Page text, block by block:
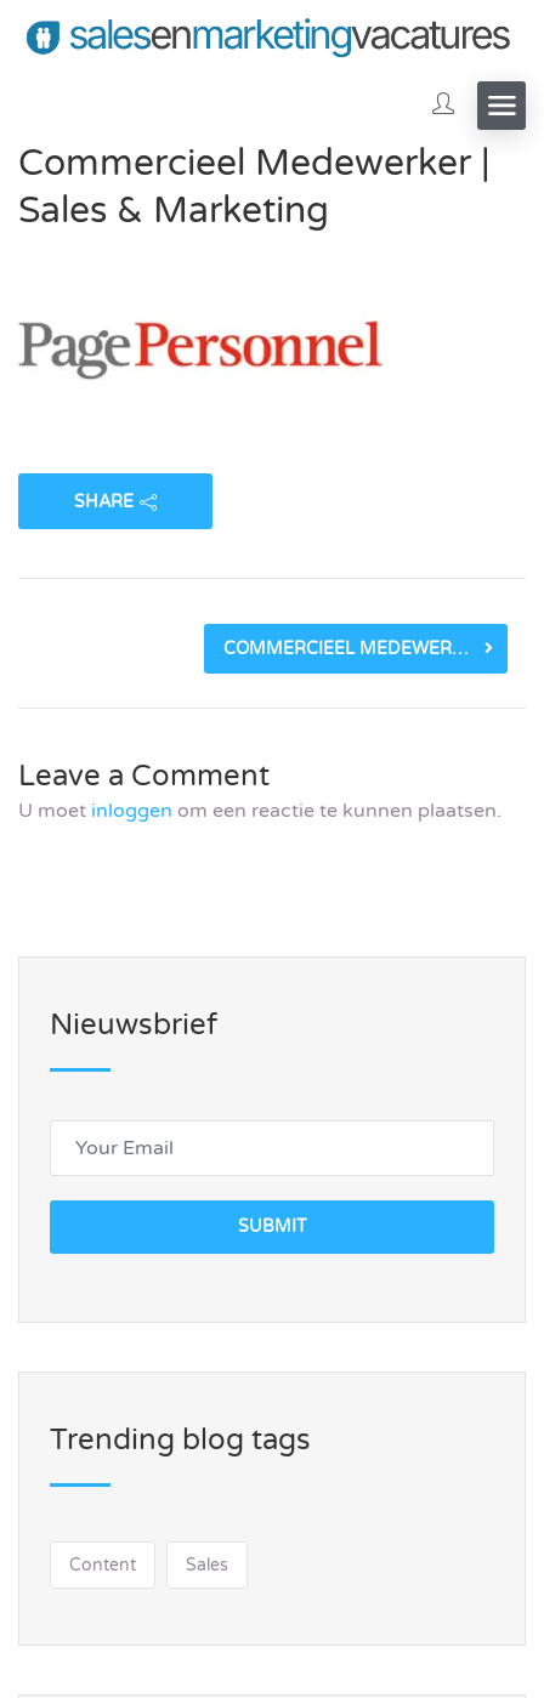
Commercieel Medewerker |
Sales & Marketing
SHARE
COMMERCIEEL MEDEWERKER | SALES & MARKETING
Leave a Comment
U moet inloggen om een reactie te kunnen plaatsen.
Nieuwsbrief
SUBMIT
Trending blog tags
Content Sales